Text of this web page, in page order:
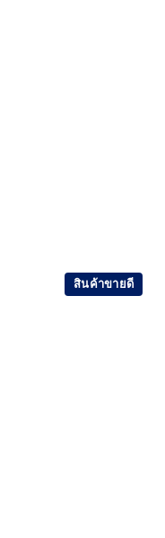
สินค้าขายดี